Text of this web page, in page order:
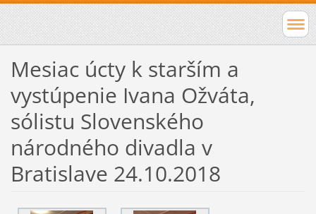
Mesiac úcty k starším a
vystúpenie Ivana Ožváta,
sólistu Slovenského
národného divadla v
Bratislave 24.10.2018